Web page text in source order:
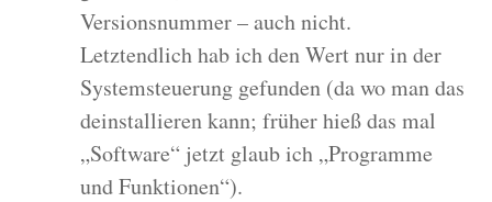
Versionsnummer – auch nicht.
Letztendlich hab ich den Wert nur in der
Systemsteuerung gefunden (da wo man das
deinstallieren kann; früher hieß das mal
„Software“ jetzt glaub ich „Programme
und Funktionen“).